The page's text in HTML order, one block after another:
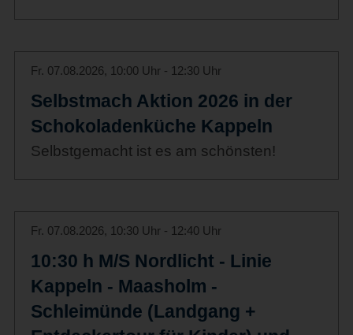
Fr. 07.08.2026, 10:00 Uhr - 12:30 Uhr
Selbstmach Aktion 2026 in der
Schokoladenküche Kappeln
Selbstgemacht ist es am schönsten!
Fr. 07.08.2026, 10:30 Uhr - 12:40 Uhr
10:30 h M/S Nordlicht - Linie
Kappeln - Maasholm -
Schleimünde (Landgang +